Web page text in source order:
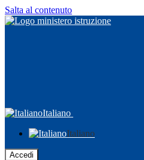
Salta al contenuto
Italiano
Italiano
Accedi